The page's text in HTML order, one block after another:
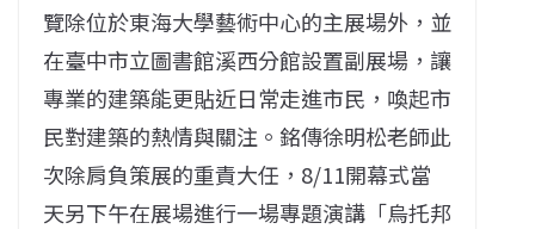
覽除位於東海大學藝術中心的主展場外，並
在臺中市立圖書館溪西分館設置副展場，讓
專業的建築能更貼近日常走進市民，喚起市
民對建築的熱情與關注。銘傳徐明松老師此
次除肩負策展的重責大任，8/11開幕式當
天另下午在展場進行一場專題演講「烏托邦